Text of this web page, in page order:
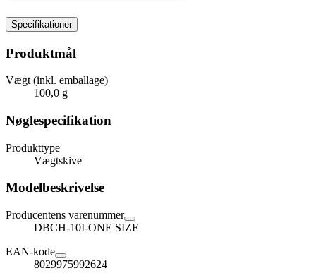
Specifikationer
Produktmål
Vægt (inkl. emballage)
100,0 g
Nøglespecifikation
Produkttype
Vægtskive
Modelbeskrivelse
Producentens varenummer
DBCH-10I-ONE SIZE
EAN-kode
8029975992624